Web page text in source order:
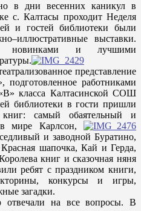
дни весенних каникул в
с. Калтасы проходит Неделя
и гостей библиотеки были
выставки.
новинками и лучшими
представление
работниками
класса Калтасинской СОШ
библиотеки в гости пришли
самый обаятельный и
мире Карлсон,
и заводной Буратино,
шапочка, Кай и Герда,
книг и сказочная няня
ребят с праздником книги,
конкурсы и игры,
загадки.
отвечали на все вопросы. В